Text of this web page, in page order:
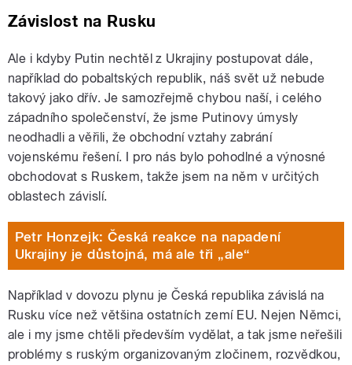
Závislost na Rusku
Ale i kdyby Putin nechtěl z Ukrajiny postupovat dále,
například do pobaltských republik, náš svět už nebude
takový jako dřív. Je samozřejmě chybou naší, i celého
západního společenství, že jsme Putinovy úmysly
neodhadli a věřili, že obchodní vztahy zabrání
vojenskému řešení. I pro nás bylo pohodlné a výnosné
obchodovat s Ruskem, takže jsem na něm v určitých
oblastech závislí.
Petr Honzejk: Česká reakce na napadení
Ukrajiny je důstojná, má ale tři „ale“
Například v dovozu plynu je Česká republika závislá na
Rusku více než většina ostatních zemí EU. Nejen Němci,
ale i my jsme chtěli především vydělat, a tak jsme neřešili
problémy s ruským organizovaným zločinem, rozvědkou,